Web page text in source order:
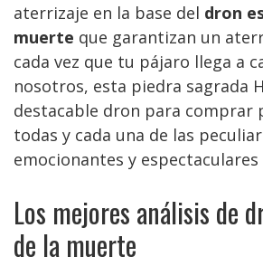
aterrizaje en la base del dron
muerte que garantizan un
cada vez que tu pájaro llega a
nosotros, esta piedra sagrada
destacable dron para comprar
todas y cada una de las
emocionantes y
Los mejores análisis de
de la muerte